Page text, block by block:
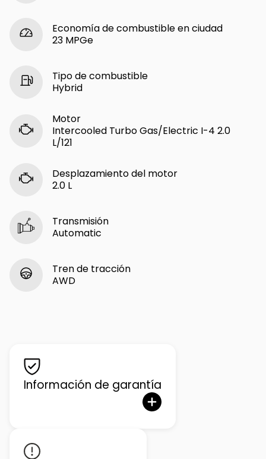
Economía de combustible en ciudad
23 MPGe
Tipo de combustible
Hybrid
Motor
Intercooled Turbo Gas/Electric I-4 2.0
L/121
Desplazamiento del motor
2.0 L
Transmisión
Automatic
Tren de tracción
AWD
Información de garantía